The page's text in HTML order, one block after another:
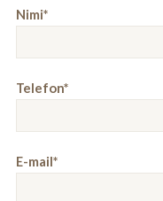
Nimi*
Telefon*
E-mail*